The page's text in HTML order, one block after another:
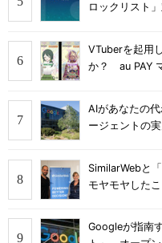
ロックリスト
VTuberを起用
か？ au PAY
AIがあなたの
ージェントの実
SimilarWebと
モヤモヤした
Googleが指南